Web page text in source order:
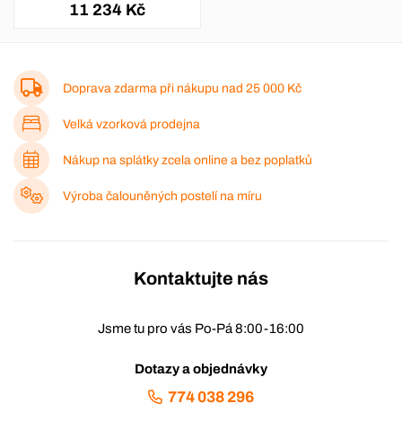
11 234 Kč
Doprava zdarma při nákupu nad 25 000 Kč
Velká vzorková prodejna
Nákup na splátky zcela online a bez poplatků
Výroba čalouněných postelí na míru
Kontaktujte nás
Jsme tu pro vás Po-Pá 8:00-16:00
Dotazy a objednávky
774 038 296